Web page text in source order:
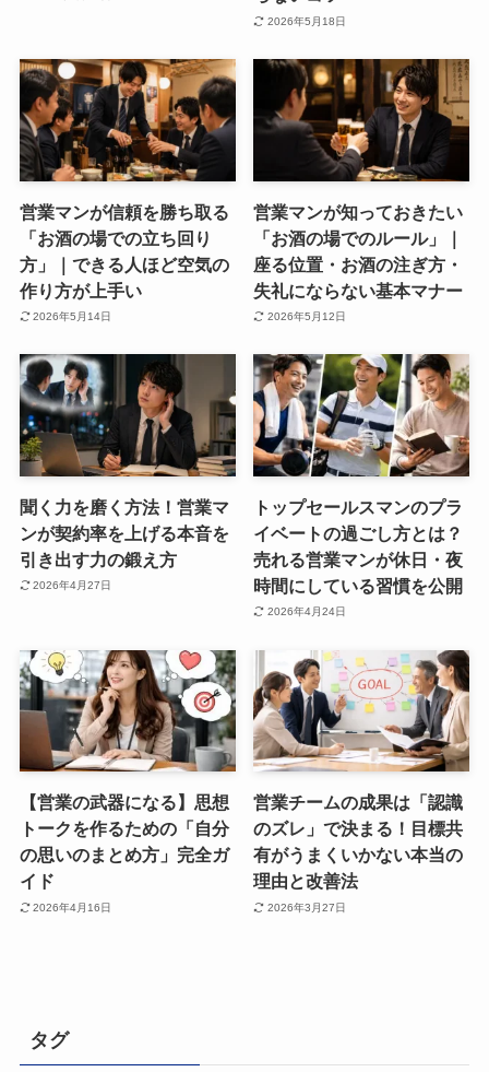
2026年5月18日
営業マンが信頼を勝ち取る
「お酒の場での立ち回り
方」｜できる人ほど空気の
作り方が上手い
2026年5月14日
営業マンが知っておきたい
「お酒の場でのルール」｜
座る位置・お酒の注ぎ方・
失礼にならない基本マナー
2026年5月12日
聞く力を磨く方法！営業マ
ンが契約率を上げる本音を
引き出す力の鍛え方
2026年4月27日
トップセールスマンのプラ
イベートの過ごし方とは？
売れる営業マンが休日・夜
時間にしている習慣を公開
2026年4月24日
【営業の武器になる】思想
トークを作るための「自分
の思いのまとめ方」完全ガ
イド
2026年4月16日
営業チームの成果は「認識
のズレ」で決まる！目標共
有がうまくいかない本当の
理由と改善法
2026年3月27日
タグ